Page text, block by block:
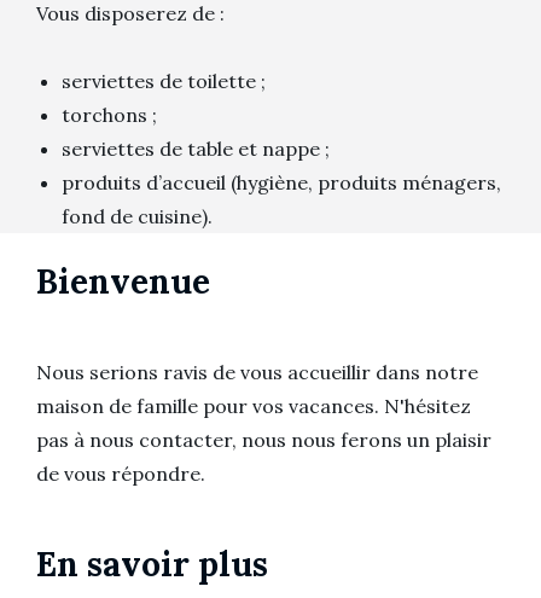
Vous disposerez de :
serviettes de toilette ;
torchons ;
serviettes de table et nappe ;
produits d’accueil (hygiène, produits ménagers,
fond de cuisine).
Bienvenue
Nous serions ravis de vous accueillir dans notre
maison de famille pour vos vacances. N'hésitez
pas à nous contacter, nous nous ferons un plaisir
de vous répondre.
En savoir plus